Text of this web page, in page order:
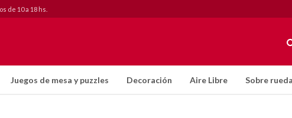
Juegos de mesa y puzzles Decoración Aire Libre Sobre
de 10 a 18 hs.